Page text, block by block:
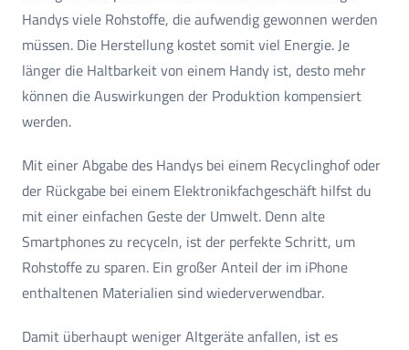
Handys viele Rohstoffe, die aufwendig gewonnen werden
müssen. Die Herstellung kostet somit viel Energie. Je
länger die Haltbarkeit von einem Handy ist, desto mehr
können die Auswirkungen der Produktion kompensiert
werden.
Mit einer Abgabe des Handys bei einem Recyclinghof oder
der Rückgabe bei einem Elektronikfachgeschäft hilfst du
mit einer einfachen Geste der Umwelt. Denn alte
Smartphones zu recyceln, ist der perfekte Schritt, um
Rohstoffe zu sparen. Ein großer Anteil der im iPhone
enthaltenen Materialien sind wiederverwendbar.
Damit überhaupt weniger Altgeräte anfallen, ist es